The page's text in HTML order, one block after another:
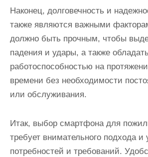
Наконец, долговечность и
также являются важными
должно быть прочным, чтобы
падения и удары, а также
работоспособностью на
времени без необходимости
или обслуживания.
Итак, выбор смартфона для
требует внимательного подхода и
потребностей и требований.